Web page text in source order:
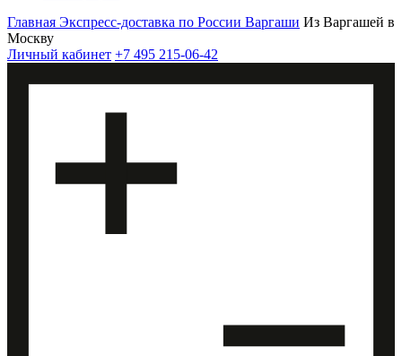
Главная Экспресс-доставка по России Варгаши Из Варгашей в
Москву
Личный кабинет +7 495 215-06-42